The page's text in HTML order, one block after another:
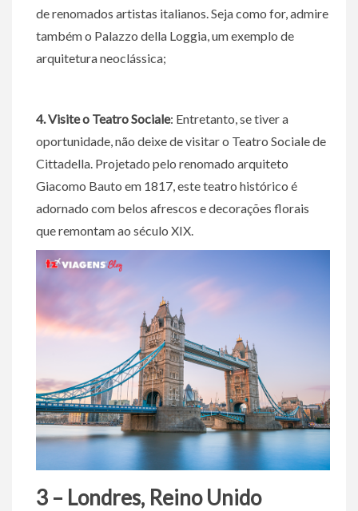
de renomados artistas italianos. Seja como for, admire
também o Palazzo della Loggia, um exemplo de
arquitetura neoclássica;
4. Visite o Teatro Sociale: Entretanto, se tiver a
oportunidade, não deixe de visitar o Teatro Sociale de
Cittadella. Projetado pelo renomado arquiteto
Giacomo Bauto em 1817, este teatro histórico é
adornado com belos afrescos e decorações florais
que remontam ao século XIX.
3 – Londres, Reino Unido